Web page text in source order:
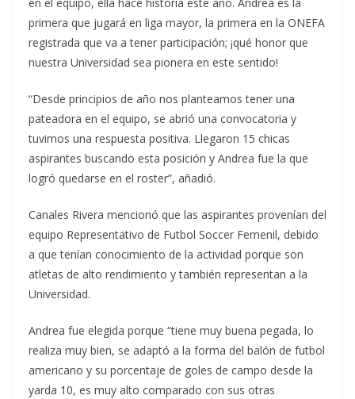
primera que jugará en liga mayor, la primera en la ONEFA
registrada que va a tener participación; ¡qué honor que
nuestra Universidad sea pionera en este sentido!
“Desde principios de año nos planteamos tener una
pateadora en el equipo, se abrió una convocatoria y
tuvimos una respuesta positiva. Llegaron 15 chicas
aspirantes buscando esta posición y Andrea fue la que
logró quedarse en el roster”, añadió.
Canales Rivera mencionó que las aspirantes provenían del
equipo Representativo de Futbol Soccer Femenil, debido
a que tenían conocimiento de la actividad porque son
atletas de alto rendimiento y también representan a la
Universidad.
Andrea fue elegida porque “tiene muy buena pegada, lo
realiza muy bien, se adaptó a la forma del balón de futbol
americano y su porcentaje de goles de campo desde la
yarda 10, es muy alto comparado con sus otras